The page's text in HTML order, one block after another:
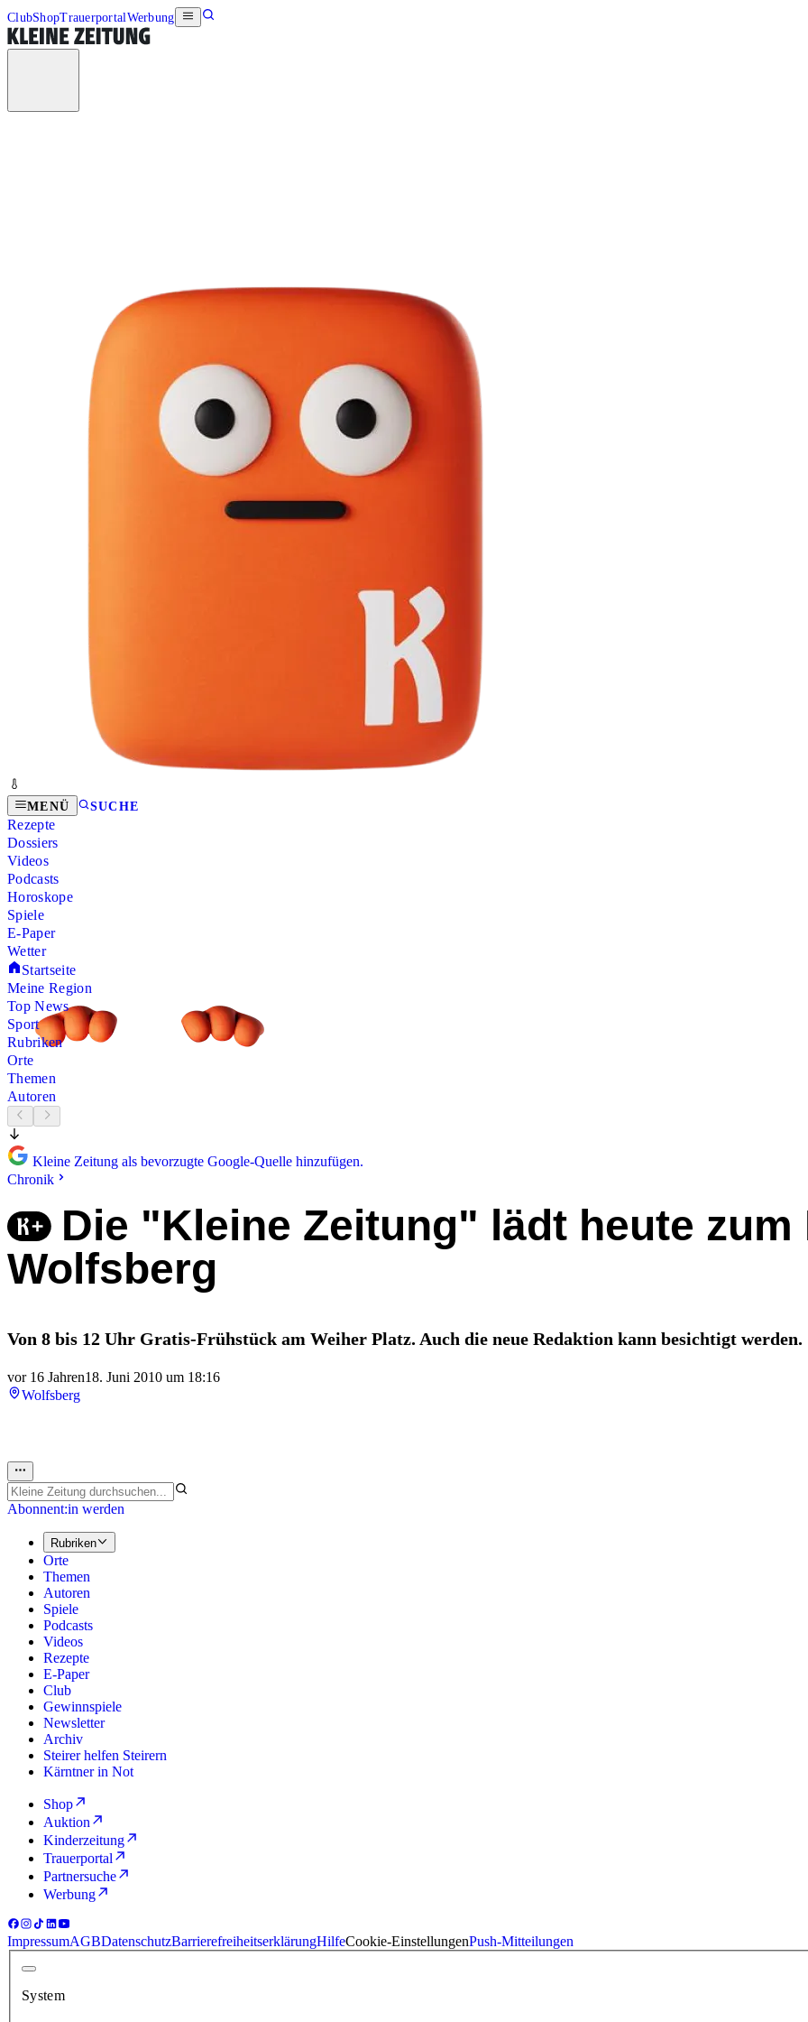
ClubShopTrauerportalWerbung
MENÜ SUCHE
Rezepte
Dossiers
Videos
Podcasts
Horoskope
Spiele
E-Paper
Wetter
Startseite
Meine Region
Top News
Sport
Rubriken
Orte
Themen
Autoren
Kleine Zeitung als bevorzugte Google-Quelle hinzufügen.
Chronik
Die "Kleine Zeitung" lädt heute
Wolfsberg
Von 8 bis 12 Uhr Gratis-Frühstück am Weiher Platz. Auch die neue Redaktion kann besichtigt werden.
vor 16 Jahren18. Juni 2010 um 18:16
Wolfsberg
Abonnent:in werden
Rubriken
Orte
Themen
Autoren
Spiele
Podcasts
Videos
Rezepte
E-Paper
Club
Gewinnspiele
Newsletter
Archiv
Steirer helfen Steirern
Kärntner in Not
Shop
Auktion
Kinderzeitung
Trauerportal
Partnersuche
Werbung
ImpressumAGBDatenschutzBarrierefreiheitserklärungHilfeCookie-EinstellungenPush-Mitteilungen
System